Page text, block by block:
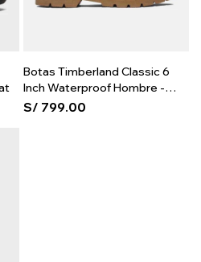
Botas Timberland Classic 6
Inch Waterproof Hombre -
Wheat
S/ 799.00